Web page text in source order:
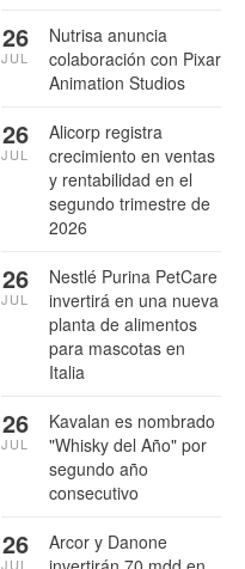
Nutrisa anuncia
colaboración con Pixar
Animation Studios
26
JUL
Alicorp registra
crecimiento en ventas
y rentabilidad en el
segundo trimestre de
2026
26
JUL
Nestlé Purina PetCare
invertirá en una nueva
planta de alimentos
para mascotas en
Italia
26
JUL
Kavalan es nombrado
"Whisky del Año" por
segundo año
consecutivo
26
JUL
Arcor y Danone
26
JUL